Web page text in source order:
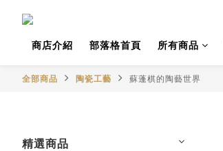
商店介紹 部落格首頁 所有商品
全部商品 陶瓷工藝 蘇蓬棋的陶藝世界
精選商品